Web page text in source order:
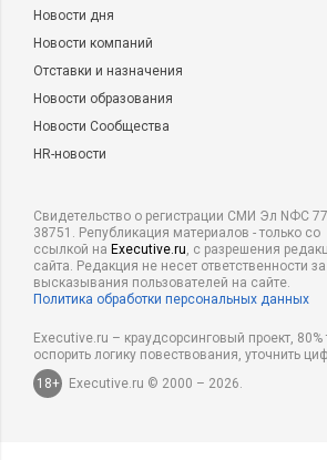
Новости дня
Новости компаний
Отставки и назначения
Новости образования
Новости Сообщества
HR-новости
Свидетельство о регистрации СМИ Эл NФС
38751. Републикация материалов - только со
ссылкой на Executive.ru, с разрешения
сайта. Редакция не несет ответственности за
высказывания пользователей на сайте.
Политика обработки персональных данных
Executive.ru – краудсорсинговый проект,
оспорить логику повествования, уточнить
18+
Executive.ru © 2000 – 2026.